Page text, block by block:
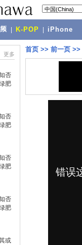
K-POP iPhone
更多
否
肥
否
肥
否
肥
否
肥
或
首页 >> 前一页 >>